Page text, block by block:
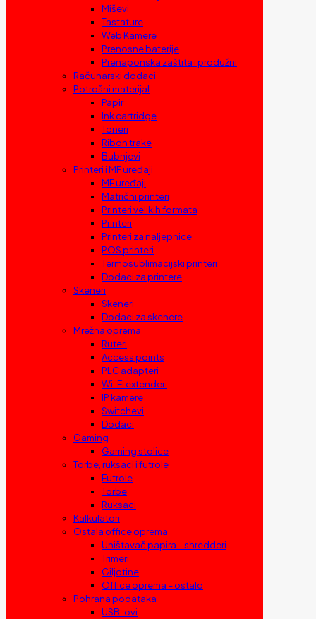
Miševi
Tastature
Web Kamere
Prenosne baterije
Prenaponska zaštita i produžni
Računarski dodaci
Potrošni materijal
Papir
Ink cartridge
Toneri
Ribon trake
Bubnjevi
Printeri i MF uređaji
MF uređaji
Matrični printeri
Printeri velikih formata
Printeri
Printeri za naljepnice
POS printeri
Termosublimacijski printeri
Dodaci za printere
Skeneri
Skeneri
Dodaci za skenere
Mrežna oprema
Ruteri
Access points
PLC adapteri
Wi-Fi extenderi
IP kamere
Switchevi
Dodaci
Gaming
Gaming stolice
Torbe, ruksaci i futrole
Futrole
Torbe
Ruksaci
Kalkulatori
Ostala office oprema
Uništavač papira – shredderi
Trimeri
Giljotine
Office oprema – ostalo
Pohrana podataka
USB-ovi